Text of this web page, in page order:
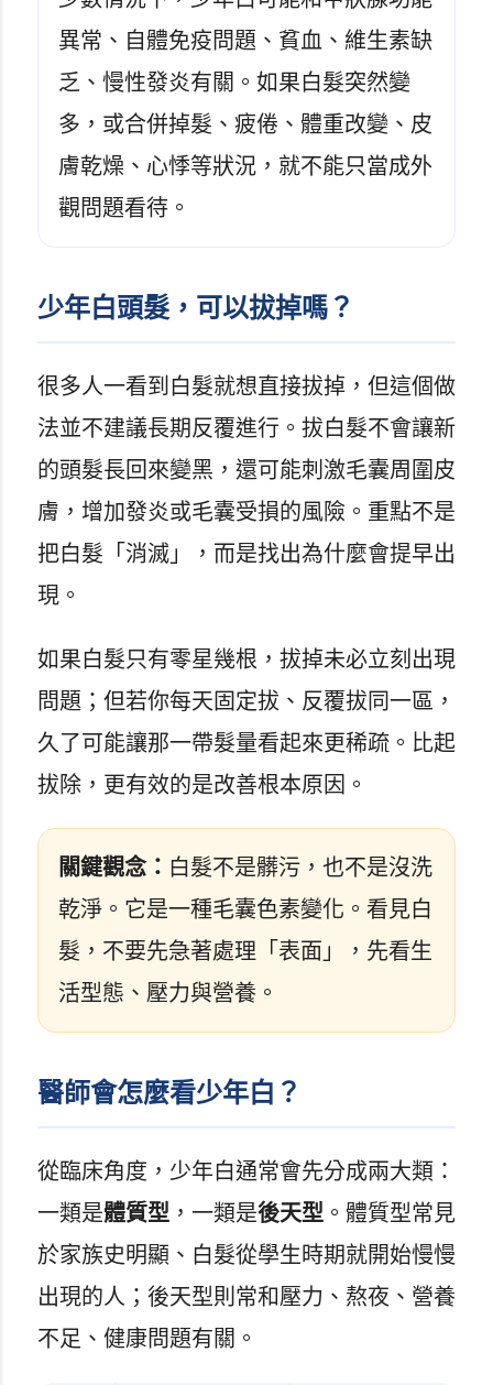
異常、自體免疫問題、貧血、維生素缺
乏、慢性發炎有關。如果白髮突然變
多，或合併掉髮、疲倦、體重改變、皮
膚乾燥、心悸等狀況，就不能只當成外
觀問題看待。
少年白頭髮，可以拔掉嗎？
很多人一看到白髮就想直接拔掉，但這個做
法並不建議長期反覆進行。拔白髮不會讓新
的頭髮長回來變黑，還可能刺激毛囊周圍皮
膚，增加發炎或毛囊受損的風險。重點不是
把白髮「消滅」，而是找出為什麼會提早出
現。
如果白髮只有零星幾根，拔掉未必立刻出現
問題；但若你每天固定拔、反覆拔同一區，
久了可能讓那一帶髮量看起來更稀疏。比起
拔除，更有效的是改善根本原因。
關鍵觀念： 白髮不是髒污，也不是沒洗
乾淨。它是一種毛囊色素變化。看見白
髮，不要先急著處理「表面」，先看生
活型態、壓力與營養。
醫師會怎麼看少年白？
從臨床角度，少年白通常會先分成兩大類：
一類是體質型 ，一類是後天型 。體質型常見
於家族史明顯、白髮從學生時期就開始慢慢
出現的人；後天型則常和壓力、熬夜、營養
不足、健康問題有關。